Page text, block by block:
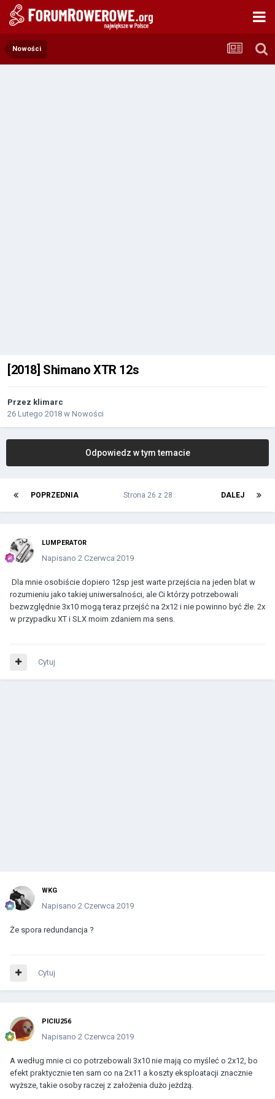
Nowości
[2018] Shimano XTR 12s
Przez klimarc
26 Lutego 2018 w Nowości
Odpowiedz w tym temacie
POPRZEDNIA DALEJ
Strona 26 z 28
LUMPERATOR
Napisano 2 Czerwca 2019
Dla mnie osobiście dopiero 12sp jest warte przejścia na jeden blat w
rozumieniu jako takiej uniwersalności, ale Ci którzy potrzebowali
bezwzględnie 3x10 mogą teraz przejść na 2x12 i nie powinno być źle. 2x
w przypadku XT i SLX moim zdaniem ma sens.
Cytuj
WKG
Napisano 2 Czerwca 2019
Że spora redundancja ?
Cytuj
PICIU256
Napisano 2 Czerwca 2019
A według mnie ci co potrzebowali 3x10 nie mają co myśleć o 2x12, bo
efekt praktycznie ten sam co na 2x11 a koszty eksploatacji znacznie
wyższe, takie osoby raczej z założenia dużo jeżdżą.